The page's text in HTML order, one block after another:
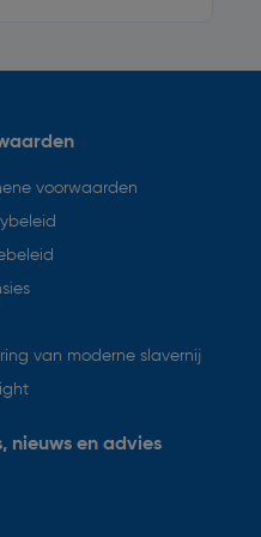
voorwaarden
van moderne slavernij
nieuws en advies